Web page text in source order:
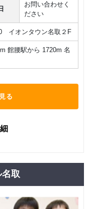
お問い合わせく
ださい
イオンタウン名取２F
館腰駅から 1720m 名
る
取